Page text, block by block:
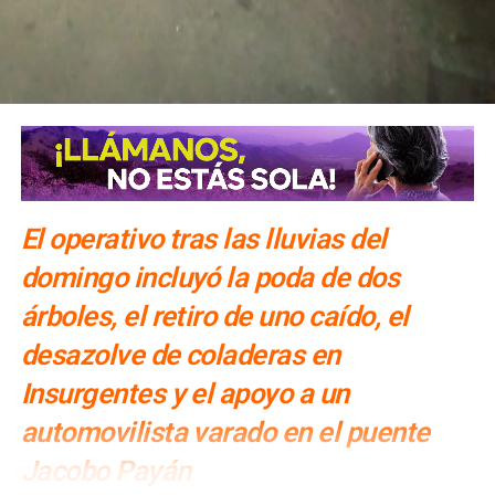
El operativo tras las lluvias del
domingo incluyó la poda de dos
árboles, el retiro de uno caído, el
desazolve de coladeras en
Insurgentes y el apoyo a un
automovilista varado en el puente
Jacobo Payán